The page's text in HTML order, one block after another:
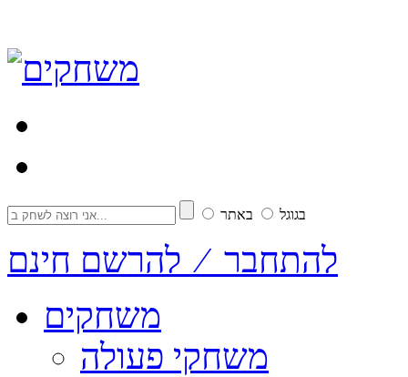
בגוגל באתר
להתחבר ⁄ להרשם חינם
משחקים
משחקי פעולה